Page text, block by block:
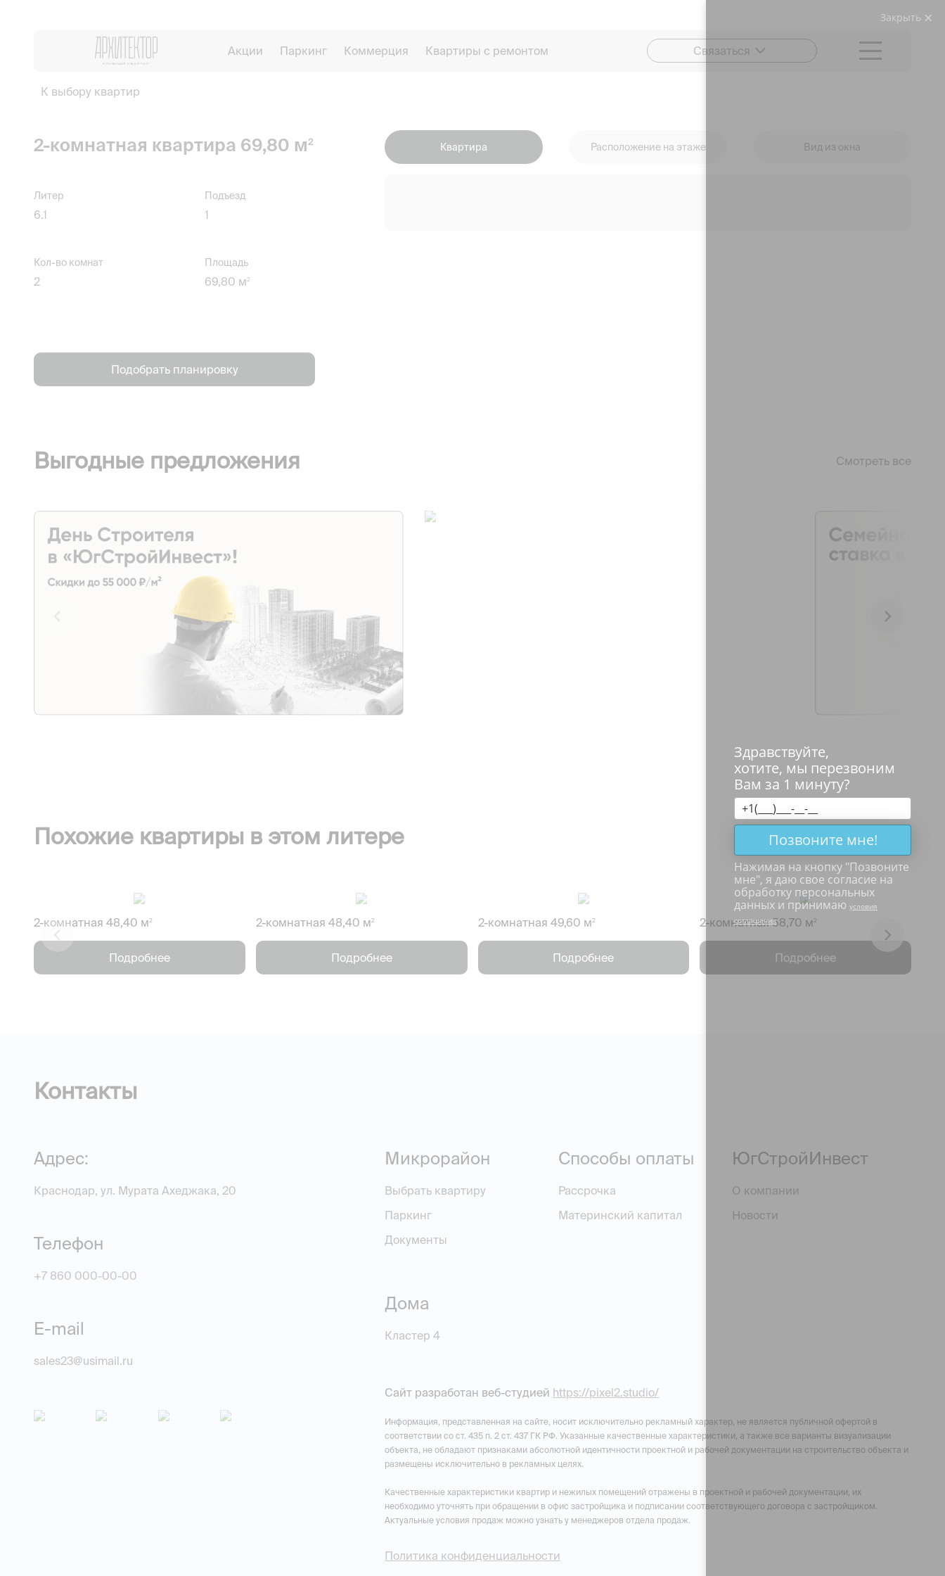
Акции Паркинг Коммерция Квартиры с ремонтом Связаться
К выбору квартир
2-комнатная квартира 69,80 м2
Литер
6.1
Подъезд
1
Кол-во комнат
2
Площадь
69,80 м2
Подобрать планировку
Квартира Расположение на этаже Вид из окна
Выгодные предложения Смотреть все
Похожие квартиры в этом литере
2-комнатная 48,40 м2
Подробнее
2-комнатная 48,40 м2
Подробнее
2-комнатная 49,60 м2
Подробнее
2-комнатная 58,70 м2
Подробнее
Контакты
Адрес:
Краснодар, ул. Мурата Ахеджака, 20
Телефон
+7 860 000-00-00
E-mail
sales23@usimail.ru
Микрорайон
Выбрать квартиру
Паркинг
Документы
Способы оплаты
Рассрочка
Материнский капитал
ЮгСтройИнвест
О компании
Новости
Дома
Кластер 4
Сайт разработан веб-студией https://pixel2.studio/
Информация, представленная на сайте, носит исключительно рекламный характер, не является публичной офертой в
соответствии со ст. 435 п. 2 ст. 437 ГК РФ. Указанные качественные характеристики, а также все варианты визуализации
объекта, не обладают признаками абсолютной идентичности проектной и рабочей документации на строительство объекта и
размещены исключительно в рекламных целях.
Качественные характеристики квартир и нежилых помещений отражены в проектной и рабочей документации, их
необходимо уточнять при обращении в офис застройщика и подписании соответствующего договора с застройщиком.
Актуальные условия продаж можно узнать у менеджеров отдела продаж.
Политика конфиденциальности
Закрыть
Здравствуйте,
хотите, мы перезвоним
Вам за 1 минуту?
Позвоните мне!
Нажимая на кнопку "Позвоните
мне", я даю свое согласие на
обработку персональных
данных и принимаю условия
соглашения